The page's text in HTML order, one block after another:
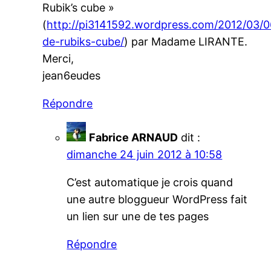
Rubik’s cube »
(http://pi3141592.wordpress.com/2012/03/
de-rubiks-cube/) par Madame LIRANTE.
Merci,
jean6eudes
Répondre
Fabrice ARNAUD dit :
dimanche 24 juin 2012 à 10:58
C’est automatique je crois quand
une autre bloggueur WordPress fait
un lien sur une de tes pages
Répondre